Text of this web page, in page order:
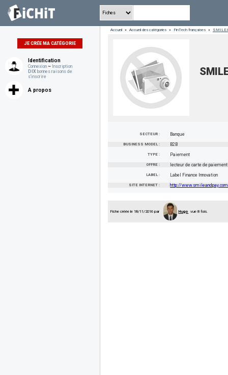
JE CRÉE MA CATÉGORIE
Identification
Connexion ~ Inscription
DIX bonnes raisons de
s'inscrire
A propos
Accueil » Accueil des catégories » FinTech françaises »
SECTEUR : Banque
BUSINESS MODEL : B2B
TYPE : Paiement
OFFRE : lecteur de carte de
LABEL : Label Finance Innovation
SITE INTERNET : http://
Fiche créée le 18/11/2016 par Hugo vue 8 fois.